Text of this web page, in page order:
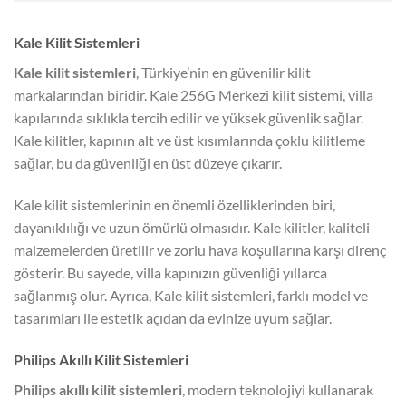
Kale Kilit Sistemleri
Kale kilit sistemleri, Türkiye’nin en güvenilir kilit
markalarından biridir. Kale 256G Merkezi kilit sistemi, villa
kapılarında sıklıkla tercih edilir ve yüksek güvenlik sağlar.
Kale kilitler, kapının alt ve üst kısımlarında çoklu kilitleme
sağlar, bu da güvenliği en üst düzeye çıkarır.
Kale kilit sistemlerinin en önemli özelliklerinden biri,
dayanıklılığı ve uzun ömürlü olmasıdır. Kale kilitler, kaliteli
malzemelerden üretilir ve zorlu hava koşullarına karşı direnç
gösterir. Bu sayede, villa kapınızın güvenliği yıllarca
sağlanmış olur. Ayrıca, Kale kilit sistemleri, farklı model ve
tasarımları ile estetik açıdan da evinize uyum sağlar.
Philips Akıllı Kilit Sistemleri
Philips akıllı kilit sistemleri, modern teknolojiyi kullanarak